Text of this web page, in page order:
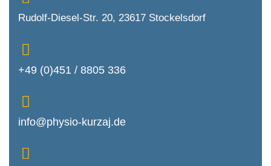
Rudolf-Diesel-Str. 20, 23617 Stockelsdorf
+49 (0)451 / 8805 336
info@physio-kurzaj.de